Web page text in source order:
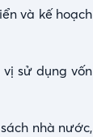
và kế hoạch
sử dụng vốn
nhà nước,